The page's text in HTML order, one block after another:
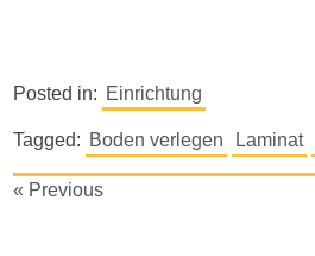
Posted in: Einrichtung
Tagged: Boden verlegen Laminat
Beitragsnavigation
« Previous